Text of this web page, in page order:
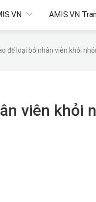
AMIS.VN
để loại bỏ nhân viên khỏi
viên khỏi